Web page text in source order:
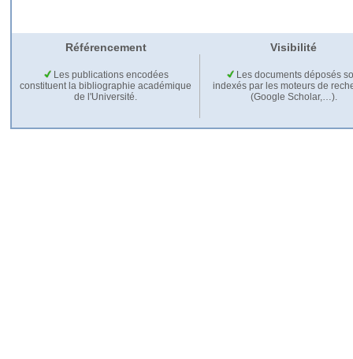
Référencement Visibilité
Les publications encodées
constituent la bibliographie académique
de l'Université.
Les documents déposés
indexés par les moteurs de
(Google Scholar,…).